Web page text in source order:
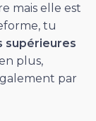
mais elle est
tu
supérieures
plus,
par